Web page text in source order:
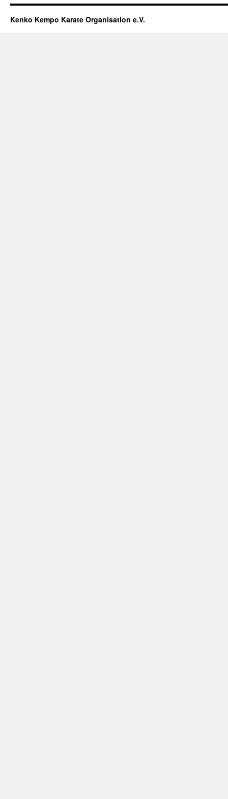
Kenko Kempo Karate Organisation e.V.